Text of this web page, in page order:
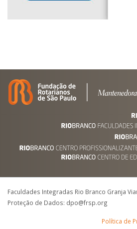
Faculdades Integradas Rio Branco Granja
Proteção de Dados: dpo@frsp.org
Política de